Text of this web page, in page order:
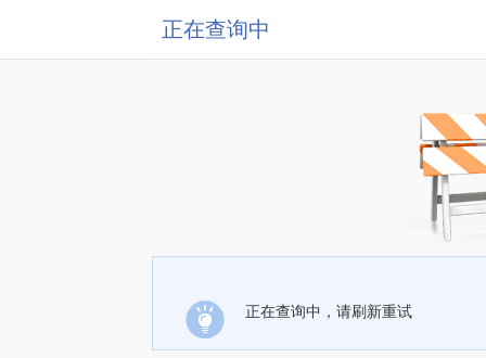
正在查询中
正在查询中，请刷新重试